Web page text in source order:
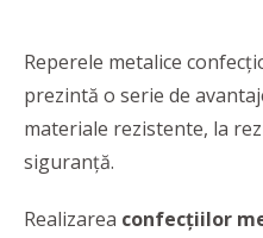
Reperele metalice
prezintă o serie de
materiale rezistente, la
siguranță.
Realizarea confecțiilor